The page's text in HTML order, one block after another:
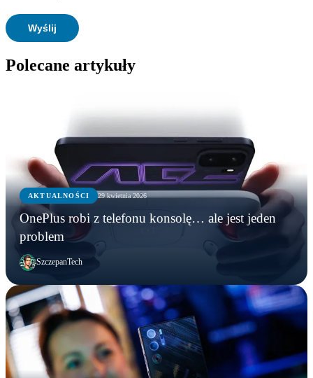
Polecane artykuły
AKTUALNOŚCI 29 kwietnia 2026
OnePlus robi z telefonu konsolę… ale jest jeden
problem
SzczepanTech